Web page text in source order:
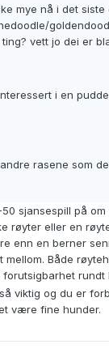
mye nå i det siste
vett jo dei er
i en
rasene som
sjansespill på
røyter eller en
enn en berner
mellom. Både
forutsigbarhet
viktig og du er
være fine hunder.